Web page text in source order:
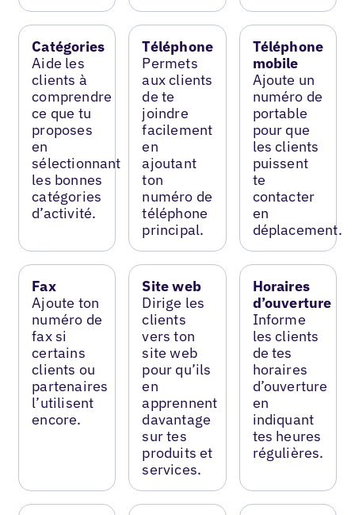
Catégories
Aide les
clients à
comprendre
ce que tu
proposes
en
sélectionnant
les bonnes
catégories
d’activité.
Téléphone
Permets
aux clients
de te
joindre
facilement
en
ajoutant
ton
numéro de
téléphone
principal.
Téléphone
mobile
Ajoute un
numéro de
portable
pour que
les clients
puissent
te
contacter
en
déplacement.
Fax
Ajoute ton
numéro de
fax si
certains
clients ou
partenaires
l’utilisent
encore.
Site web
Dirige les
clients
vers ton
site web
pour qu’ils
en
apprennent
davantage
sur tes
produits et
services.
Horaires
d’ouverture
Informe
les clients
de tes
horaires
d’ouverture
en
indiquant
tes heures
régulières.